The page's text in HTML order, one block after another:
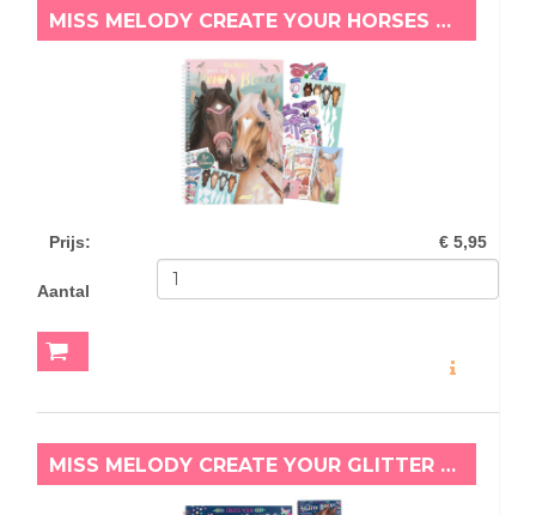
MISS MELODY CREATE YOUR HORSES BLAZE
Prijs: € 5,95
Aantal
MISS MELODY CREATE YOUR GLITTER HORSE KLEURBOEK